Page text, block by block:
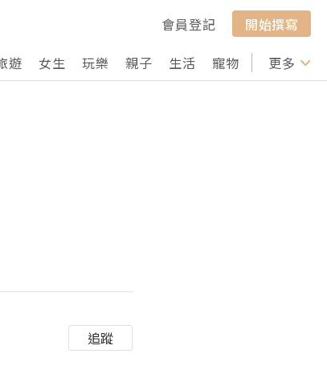
會員登記
開始撰寫
遊 女生 玩樂 親子 生活 寵物 行山 打卡
更多
追蹤